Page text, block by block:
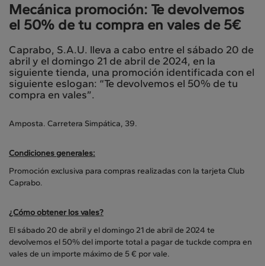
Mecánica promoción: Te devolvemos
el 50% de tu compra en vales de 5€
Caprabo, S.A.U. lleva a cabo entre el sábado 20 de
abril y el domingo 21 de abril de 2024, en la
siguiente tienda, una promoción identificada con el
siguiente eslogan: “Te devolvemos el 50% de tu
compra en vales”.
Amposta. Carretera Simpática, 39.
Condiciones generales:
Promoción exclusiva para compras realizadas con la tarjeta Club
Caprabo.
¿Cómo obtener los vales?
El sábado 20 de abril y el domingo 21 de abril de 2024 te
devolvemos el 50% del importe total a pagar de tuckde compra en
vales de un importe máximo de 5 € por vale.